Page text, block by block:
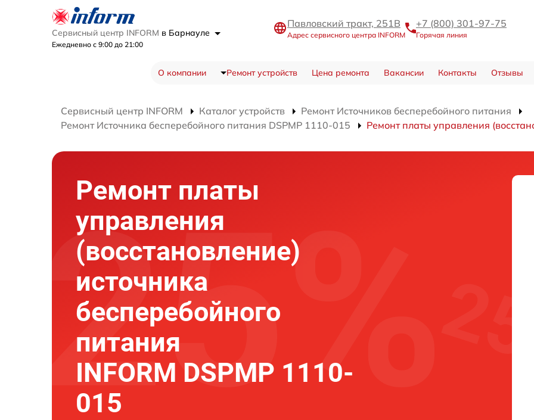
Сервисный центр INFORM в Барнауле
Ежедневно с 9:00 до 21:00
Павловский тракт, 251В
Адрес сервисного центра INFORM
+7 (800) 301-97-75
Горячая линия
О компании Ремонт устройств Цена ремонта Вакансии Контакты Отзывы
Сервисный центр INFORM Каталог устройств
Ремонт Источников бесперебойного питания
Ремонт Источника бесперебойного питания DSPMP 1110-015
Ремонт платы управления
Ремонт платы
управления
(восстановление)
источника
бесперебойного
питания
INFORM DSPMP 1110-
015